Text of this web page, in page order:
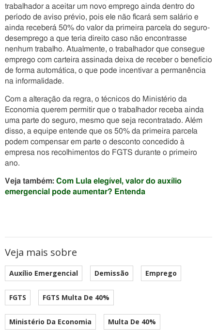
trabalhador a aceitar um novo emprego ainda dentro do
período de aviso prévio, pois ele não ficará sem salário e
ainda receberá 50% do valor da primeira parcela do seguro-
desemprego a que teria direito caso não encontrasse
nenhum trabalho. Atualmente, o trabalhador que consegue
emprego com carteira assinada deixa de receber o benefício
de forma automática, o que pode incentivar a permanência
na informalidade.
Com a alteração da regra, o técnicos do Ministério da
Economia querem permitir que o trabalhador receba ainda
uma parte do seguro, mesmo que seja recontratado. Além
disso, a equipe entende que os 50% da primeira parcela
podem compensar em parte o desconto concedido à
empresa nos recolhimentos do FGTS durante o primeiro
ano.
Veja também: Com Lula elegível, valor do auxílio
emergencial pode aumentar? Entenda
Veja mais sobre
Auxílio Emergencial Demissão Emprego
FGTS FGTS Multa De 40%
Ministério Da Economia Multa De 40%